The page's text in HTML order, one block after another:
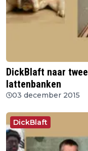
DickBlaft naar
lattenbanken
03 december 2015
DickBlaft